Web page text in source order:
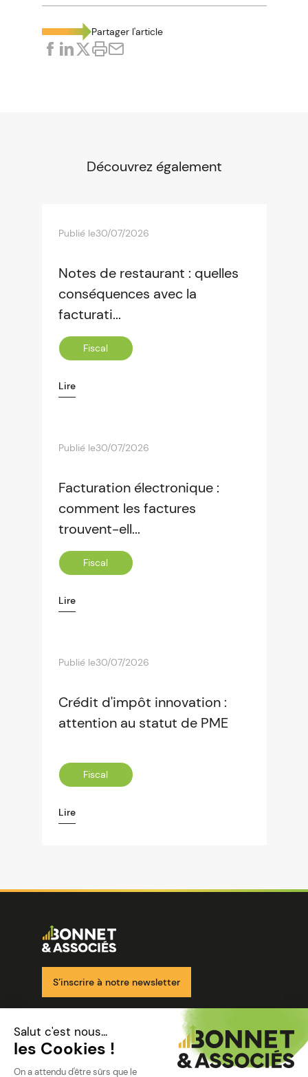
Partager l'article
Découvrez également
Publié le30/07/2026
Notes de restaurant : quelles
conséquences avec la
facturati...
Fiscal
Lire
Publié le30/07/2026
Facturation électronique :
comment les factures
trouvent-ell...
Fiscal
Lire
Publié le30/07/2026
Crédit d'impôt innovation :
attention au statut de PME
Fiscal
Lire
Image
S’inscrire à notre newsletter
Nos solutions
Nos cabinets
Mon espace client